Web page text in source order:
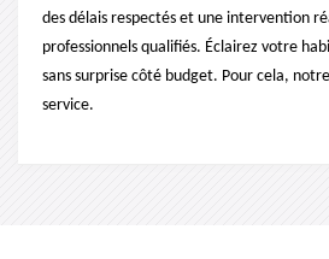
des délais respectés et une intervention
professionnels qualifiés. Éclairez votre
sans surprise côté budget. Pour cela,
service.